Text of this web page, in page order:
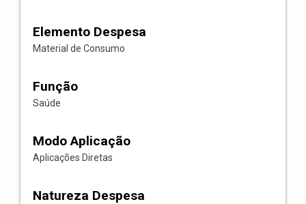
Elemento Despesa
Material de Consumo
Função
Saúde
Modo Aplicação
Aplicações Diretas
Natureza Despesa